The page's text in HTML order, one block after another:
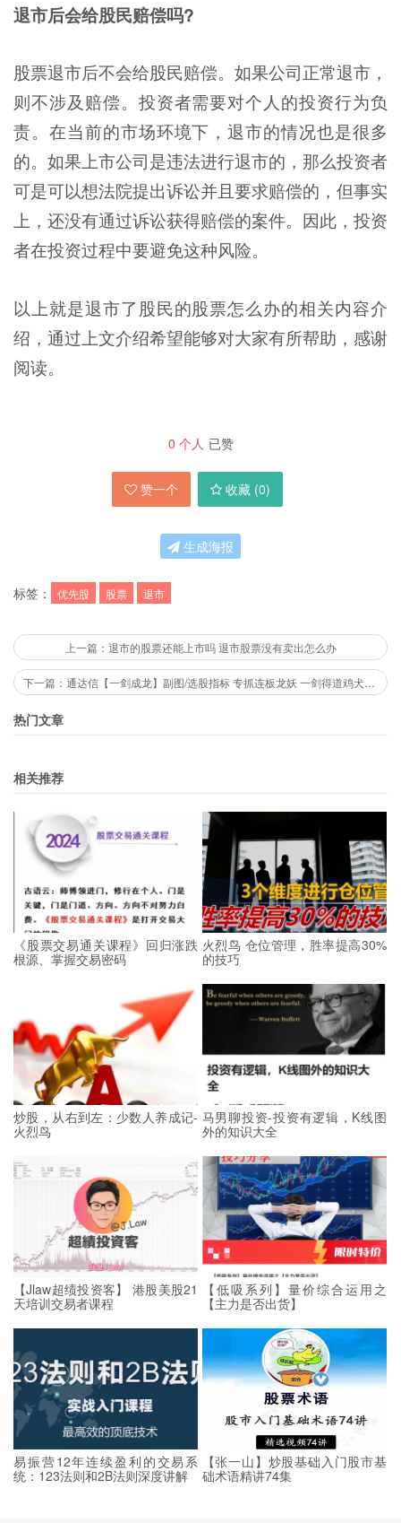
退市后会给股民赔偿吗?
股票退市后不会给股民赔偿。如果公司正常退市，
则不涉及赔偿。投资者需要对个人的投资行为负
责。在当前的市场环境下，退市的情况也是很多
的。如果上市公司是违法进行退市的，那么投资者
可是可以想法院提出诉讼并且要求赔偿的，但事实
上，还没有通过诉讼获得赔偿的案件。因此，投资
者在投资过程中要避免这种风险。
以上就是退市了股民的股票怎么办的相关内容介
绍，通过上文介绍希望能够对大家有所帮助，感谢
阅读。
0 个人 已赞
赞一个 收藏 (0)
生成海报
标签： 优先股 股票 退市
上一篇：退市的股票还能上市吗 退市股票没有卖出怎么办
热门文章
相关推荐
《股票交易通关课程》回归涨跌
根源、掌握交易密码
火烈鸟 仓位管理，胜率提高30%
的技巧
炒股，从右到左：少数人养成记-
火烈鸟
马男聊投资-投资有逻辑，K线图
外的知识大全
【Jlaw超绩投资客】 港股美股21
天培训交易者课程
【低吸系列】量价综合运用之
【主力是否出货】
易振营12年连续盈利的交易系
统：123法则和2B法则深度讲解
【张一山】炒股基础入门股市基
础术语精讲74集